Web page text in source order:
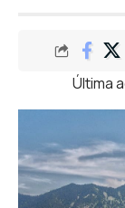
Última